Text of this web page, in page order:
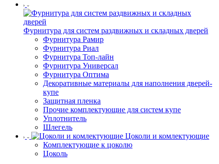
Фурнитура для систем раздвижных и складных дверей
Фурнитура Рамир
Фурнитура Риал
Фурнитура Топ-лайн
Фурнитура Универсал
Фурнитура Оптима
Декоративные материалы для наполнения дверей-
купе
Защитная пленка
Прочие комплектующие для систем купе
Уплотнитель
Шлегель
Цоколи и комлектующие
Комплектующие к цоколю
Цоколь